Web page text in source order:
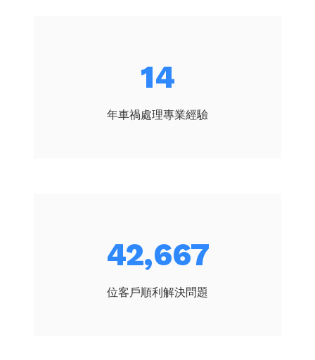
18
年車禍處理專業經驗
55,193
位客戶順利解決問題